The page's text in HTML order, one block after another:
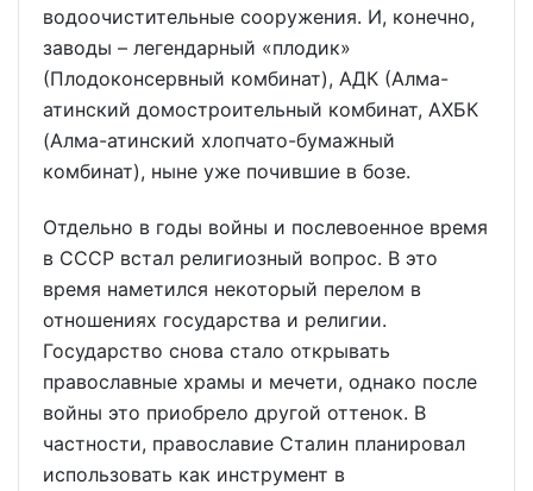
водоочистительные сооружения. И, конечно,
заводы – легендарный «плодик»
(Плодоконсервный комбинат), АДК (Алма-
атинский домостроительный комбинат, АХБК
(Алма-атинский хлопчато-бумажный
комбинат), ныне уже почившие в бозе.
Отдельно в годы войны и послевоенное время
в СССР встал религиозный вопрос. В это
время наметился некоторый перелом в
отношениях государства и религии.
Государство снова стало открывать
православные храмы и мечети, однако после
войны это приобрело другой оттенок. В
частности, православие Сталин планировал
использовать как инструмент в